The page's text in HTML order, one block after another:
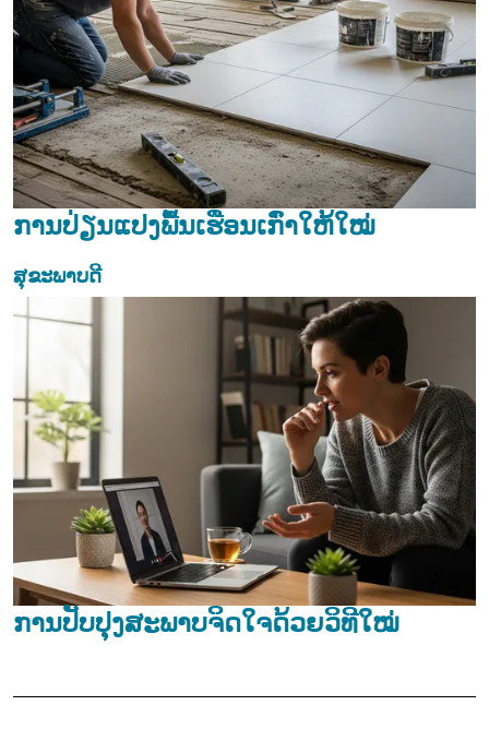
ການປ່ຽນແປງພື້ນເຮືອນເກົ່າໃຫ້ໃໝ່
ສຸຂະພາບດີ
ການປັບປຸງສະພາບຈິດໃຈດ້ວຍວິທີໃໝ່